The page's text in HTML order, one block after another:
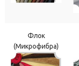
Флок
(Микрофибра)